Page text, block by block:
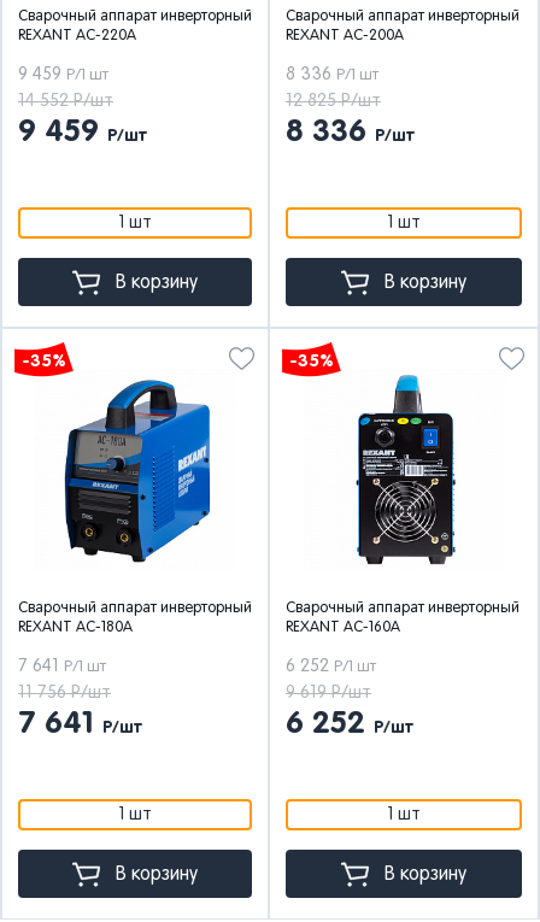
Сварочный аппарат инверторный
REXANT АС-220А
9 459 Р/1 шт
14 552 Р/шт
9 459 Р/шт
1 шт
В корзину
Сварочный аппарат инверторный
REXANT АС-200А
8 336 Р/1 шт
12 825 Р/шт
8 336 Р/шт
1 шт
В корзину
-35%
Сварочный аппарат инверторный
REXANT АС-180А
7 641 Р/1 шт
11 756 Р/шт
7 641 Р/шт
1 шт
В корзину
-35%
Сварочный аппарат инверторный
REXANT АС-160А
6 252 Р/1 шт
9 619 Р/шт
6 252 Р/шт
1 шт
В корзину